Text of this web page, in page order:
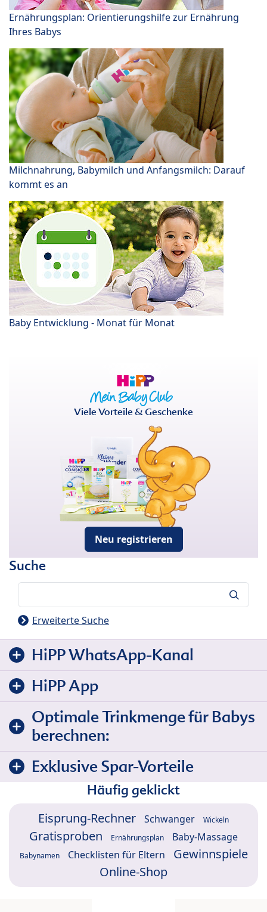
Ernährungsplan: Orientierungshilfe zur Ernährung
Ihres Babys
Milchnahrung, Babymilch und Anfangsmilch: Darauf
kommt es an
Baby Entwicklung - Monat für Monat
Viele Vorteile & Geschenke
Neu registrieren
Suche
Erweiterte Suche
HiPP WhatsApp-Kanal
HiPP App
Optimale Trinkmenge für Babys
berechnen:
Exklusive Spar-Vorteile
Häufig geklickt
Eisprung-Rechner Schwanger Wickeln
Gratisproben Ernährungsplan Baby-Massage
Babynamen Checklisten für Eltern
Gewinnspiele
Online-Shop